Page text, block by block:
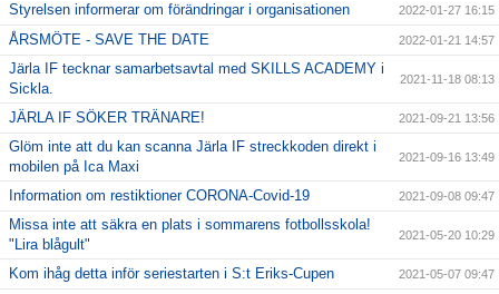
Styrelsen informerar om förändringar i organisationen 2022-01-27 16:15
ÅRSMÖTE - SAVE THE DATE 2022-01-21 14:57
Järla IF tecknar samarbetsavtal med SKILLS ACADEMY i
Sickla.
2021-11-18 08:13
JÄRLA IF SÖKER TRÄNARE! 2021-09-21 13:56
Glöm inte att du kan scanna Järla IF streckkoden direkt i
mobilen på Ica Maxi
2021-09-16 13:49
Information om restiktioner CORONA-Covid-19 2021-09-08 09:47
Missa inte att säkra en plats i sommarens fotbollsskola!
"Lira blågult"
2021-05-20 10:29
Kom ihåg detta inför seriestarten i S:t Eriks-Cupen 2021-05-07 09:47